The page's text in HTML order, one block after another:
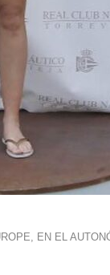
EN EL